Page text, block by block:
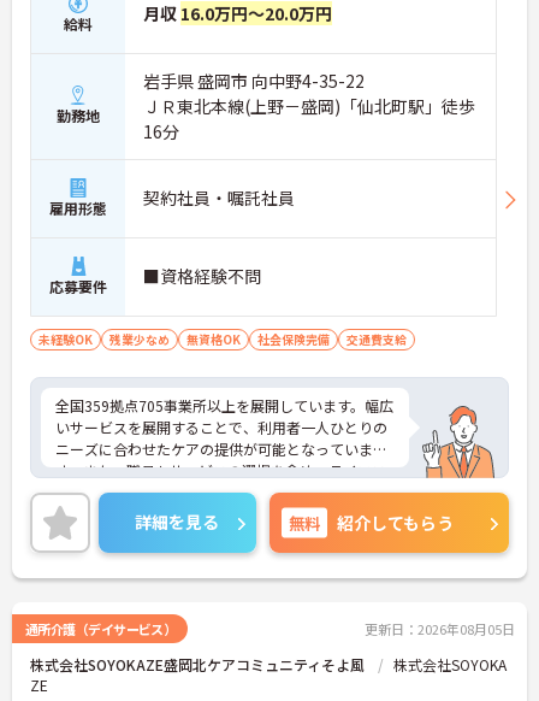
給料 月収 16.0万円～20.0万円
勤務地
岩手県 盛岡市 向中野4-35-22
ＪＲ東北本線(上野－盛岡)「仙北町駅」徒歩
16分
雇用形態 契約社員・嘱託社員
応募要件 ■資格経験不問
未経験OK 残業少なめ 無資格OK 社会保険完備 交通費支給
全国359拠点705事業所以上を展開しています。幅広
いサービスを展開することで、利用者一人ひとりの
ニーズに合わせたケアの提供が可能となっていま
す。また、職員もサービスの選択を含め、ライフス
タイルに合わせた働き方の選択肢が多くあります。
入社時研修はもちろん、サービス・職種ごとに研修
カリキュラムが整っており学び成長できる環境で
す。
ご興味のある方は面接対策ポイントなどお話致しま
詳細を見る 無料 紹介してもらう
通所介護（デイサービス） 更新日：2026年08月05日
株式会社SOYOKAZE盛岡北ケアコミュニティそよ風
株式会社SOYOKA
ZE